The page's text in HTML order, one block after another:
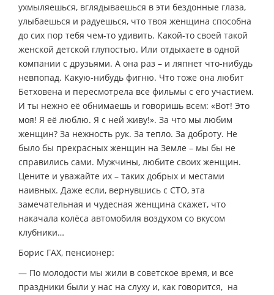
ухмыляешься, вглядываешься в эти бездонные глаза,
улыбаешься и радуешься, что твоя женщина способна
до сих пор тебя чем-то удивить. Какой-то своей такой
женской детской глупостью. Или отдыхаете в одной
компании с друзьями. А она раз – и ляпнет что-нибудь
невпопад. Какую-нибудь фигню. Что тоже она любит
Бетховена и пересмотрела все фильмы с его участием.
И ты нежно её обнимаешь и говоришь всем: «Вот! Это
моя! Я её люблю. Я с ней живу!». За что мы любим
женщин? За нежность рук. За тепло. За доброту. Не
было бы прекрасных женщин на Земле – мы бы не
справились сами. Мужчины, любите своих женщин.
Цените и уважайте их – таких добрых и местами
наивных. Даже если, вернувшись с СТО, эта
замечательная и чудесная женщина скажет, что
накачала колёса автомобиля воздухом со вкусом
клубники…
Борис ГАХ, пенсионер:
— По молодости мы жили в советское время, и все
праздники были у нас на слуху и, как говорится, на